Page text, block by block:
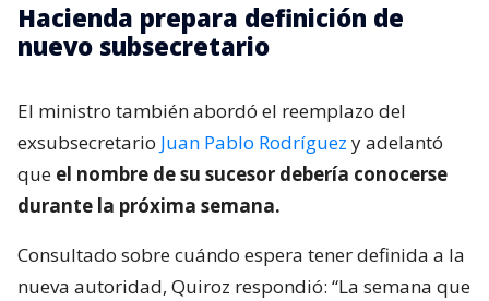
Hacienda prepara definición de
nuevo subsecretario
El ministro también abordó el reemplazo del
exsubsecretario Juan Pablo Rodríguez y adelantó
que el nombre de su sucesor debería conocerse
durante la próxima semana.
Consultado sobre cuándo espera tener definida a la
nueva autoridad, Quiroz respondió: “La semana que